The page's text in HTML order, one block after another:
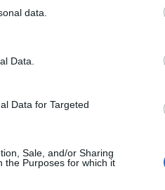
data.
Data.
Data for Targeted
Sale, and/or Sharing
the Purposes for which it
di via
Tritone, dove
di
in flagrante chi
organici e
contenitori, il
è
colpa di
isolato. I
nei palazzi